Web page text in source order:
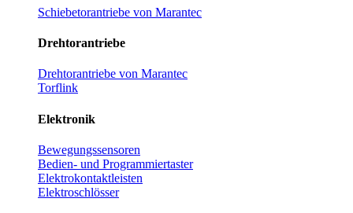
Schiebetorantriebe von Marantec
Drehtorantriebe
Drehtorantriebe von Marantec
Torflink
Elektronik
Bewegungssensoren
Bedien- und Programmiertaster
Elektrokontaktleisten
Elektroschlösser